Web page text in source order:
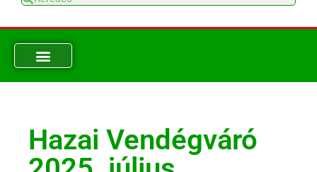
Hazai Vendégváró